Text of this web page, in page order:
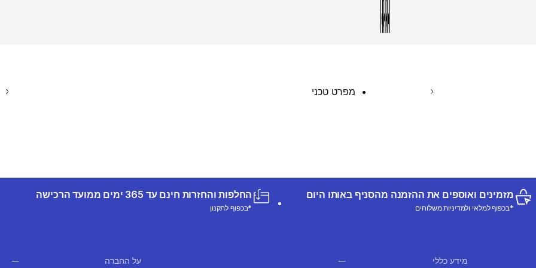
מפרט טכני
מזמינים ואוספים את ההזמנה מהסניף באותו היום
*בכפוף למלאי ולמדיניות משלוחים
החלפות והחזרות חינם עד 365 ימים ממועד הרכישה
*בכפוף לתקנון
מידע כללי על החברה